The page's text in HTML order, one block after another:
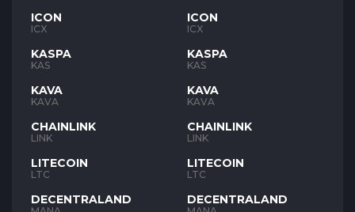
ICON
ICX
KASPA
KAS
KAVA
KAVA
CHAINLINK
LINK
LITECOIN
LTC
DECENTRALAND
ICON
ICX
KASPA
KAS
KAVA
KAVA
CHAINLINK
LINK
LITECOIN
LTC
DECENTRALAND